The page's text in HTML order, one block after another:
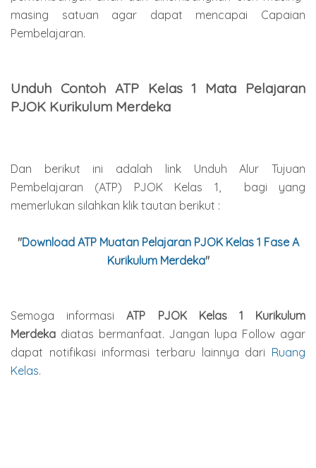
masing satuan agar dapat mencapai Capaian
Pembelajaran.
Unduh Contoh ATP Kelas 1 Mata Pelajaran
PJOK Kurikulum Merdeka
Dan berikut ini adalah link Unduh Alur Tujuan
Pembelajaran (ATP) PJOK Kelas 1, bagi yang
memerlukan silahkan klik tautan berikut :
"Download ATP Muatan Pelajaran PJOK Kelas 1 Fase A
Kurikulum Merdeka"
Semoga informasiATP PJOK Kelas 1 Kurikulum
Merdeka diatas bermanfaat. Jangan lupa Follow agar
dapat notifikasi informasi terbaru lainnya dari Ruang
Kelas.